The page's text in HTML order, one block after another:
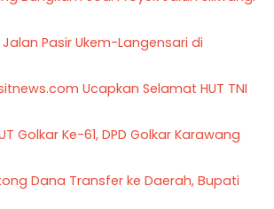
Pasir Ukem-Langensari di
Ucapkan Selamat HUT TNI
Golkar Ke-61, DPD Golkar Karawang
Dana Transfer ke Daerah, Bupati